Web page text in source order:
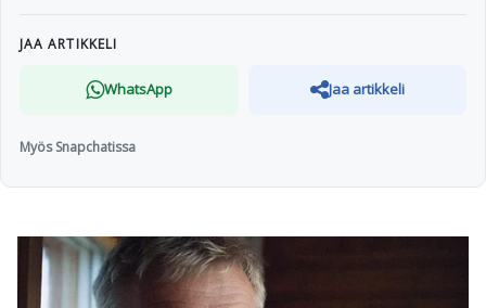
JAA ARTIKKELI
WhatsApp Jaa artikkeli
Myös Snapchatissa